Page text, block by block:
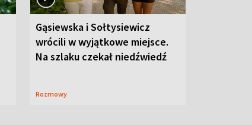
Gąsiewska i Sołtysiewicz
wrócili w wyjątkowe miejsce.
Na szlaku czekał niedźwiedź
Rozmowy